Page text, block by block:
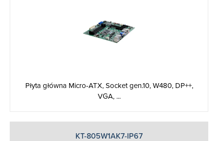
Płyta główna Micro-ATX, Socket gen.10, W480, DP++,
VGA, ...
KT-805W1AK7-IP67